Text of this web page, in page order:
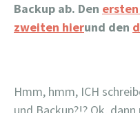
Backup ab. Den
zweiten hierund den
Hmm, hmm, ICH